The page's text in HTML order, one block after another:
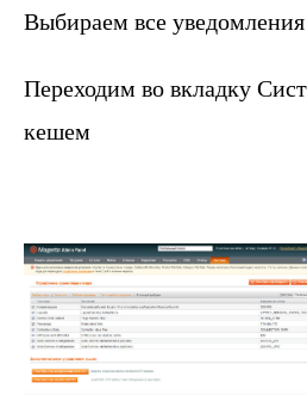
Выбираем все
Переходим во вкладку
кешем